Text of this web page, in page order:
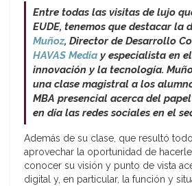
Entre todas las visitas de lujo
EUDE, tenemos que destacar la
Muñoz, Director de Desarrollo
HAVAS Media y especialista en
innovación y la tecnología.
una clase magistral a los
MBA presencial acerca del
en día las redes sociales en el
Además de su clase, que resultó
aprovechar la oportunidad de
conocer su visión y punto de vista
digital y, en particular, la función y